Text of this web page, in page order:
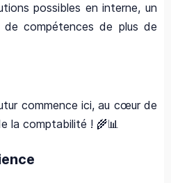
possibles en interne, un
compétences de plus de
commence ici, au cœur de
la comptabilité ! 🌾📊